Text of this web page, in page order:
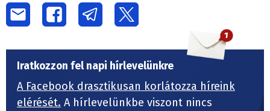
Iratkozzon fel napi hírlevelünkre
A Facebook drasztikusan korlátozza híreink
elérését. A hírlevelünkbe viszont nincs